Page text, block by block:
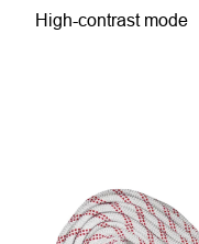
High-contrast mode